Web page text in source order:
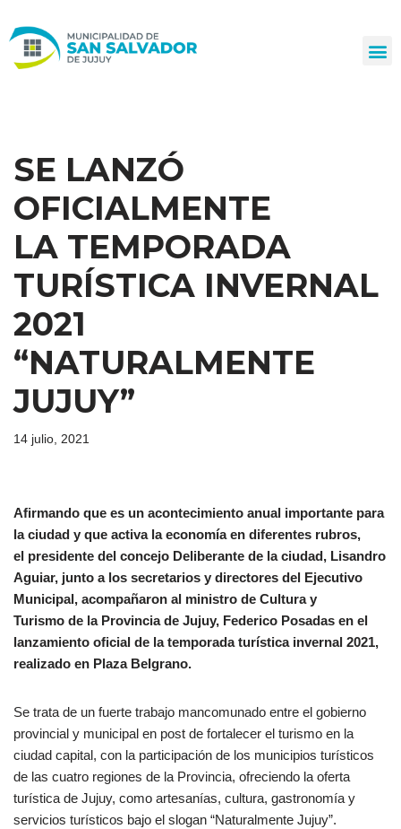
al
SE LANZÓ
OFICIALMENTE
LA TEMPORADA
TURÍSTICA INVERNAL
2021
“NATURALMENTE
JUJUY”
14 julio, 2021
Afirmando que es un acontecimiento anual importante para
la ciudad y que activa la economía en diferentes rubros,
el presidente del concejo Deliberante de la ciudad, Lisandro
Aguiar, junto a los secretarios y directores del Ejecutivo
Municipal, acompañaron al ministro de Cultura y
Turismo de la Provincia de Jujuy, Federico Posadas en el
lanzamiento oficial de la temporada turística invernal 2021,
realizado en Plaza Belgrano.
Se trata de un fuerte trabajo mancomunado entre el gobierno
provincial y municipal en post de fortalecer el turismo en la
ciudad capital, con la participación de los municipios turísticos
de las cuatro regiones de la Provincia, ofreciendo la oferta
turística de Jujuy, como artesanías, cultura, gastronomía y
servicios turísticos bajo el slogan “Naturalmente Jujuy”.